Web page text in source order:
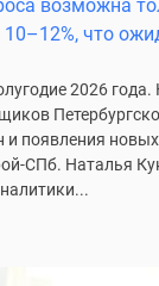
возможна
что
2026 года.
появления
СПб. Наталья